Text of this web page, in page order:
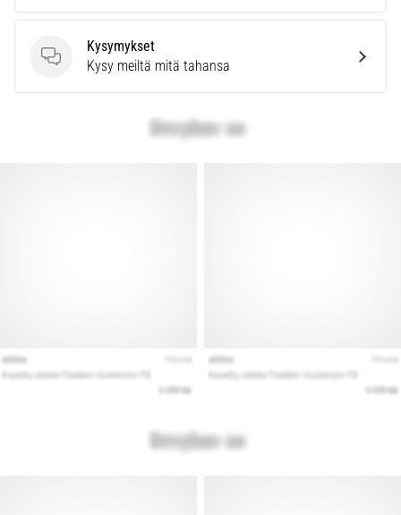
Kysymykset
Kysymykset
Kysy meiltä mitä tahansa